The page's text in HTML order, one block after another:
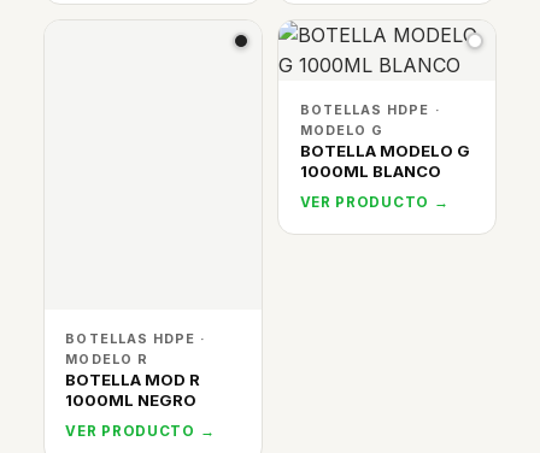
BOTELLAS HDPE ·
MODELO R
BOTELLA MOD R
1000ML NEGRO
VER PRODUCTO →
BOTELLAS HDPE ·
MODELO G
BOTELLA MODELO G
1000ML BLANCO
VER PRODUCTO →